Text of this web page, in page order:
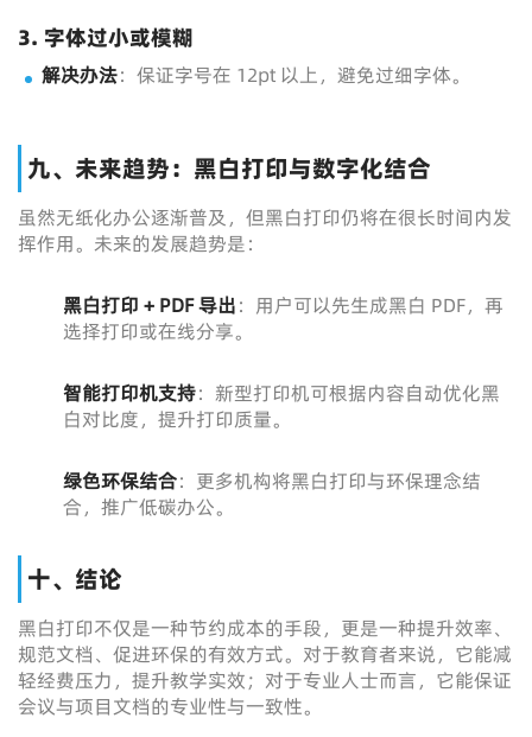
3. 字体过小或模糊
解决办法：保证字号在 12pt 以上，避免过细字体。
九、未来趋势：黑白打印与数字化结合
虽然无纸化办公逐渐普及，但黑白打印仍将在很长时间内发
挥作用。未来的发展趋势是：
黑白打印 + PDF 导出：用户可以先生成黑白 PDF，再
选择打印或在线分享。
智能打印机支持：新型打印机可根据内容自动优化黑
白对比度，提升打印质量。
绿色环保结合：更多机构将黑白打印与环保理念结
合，推广低碳办公。
十、结论
黑白打印不仅是一种节约成本的手段，更是一种提升效率、
规范文档、促进环保的有效方式。对于教育者来说，它能减
轻经费压力，提升教学实效；对于专业人士而言，它能保证
会议与项目文档的专业性与一致性。